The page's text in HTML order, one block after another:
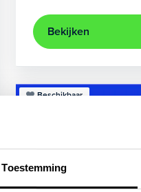
Toestemming
Bekijken
Beschikbaar